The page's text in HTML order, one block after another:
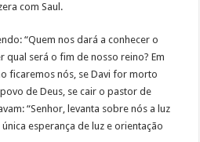
com Saul.
“Quem nos dará a conhecer o
qual será o fim de nosso reino? Em
ficaremos nós, se Davi for morto
de Deus, se cair o pastor de
“Senhor, levanta sobre nós a luz
esperança de luz e orientação